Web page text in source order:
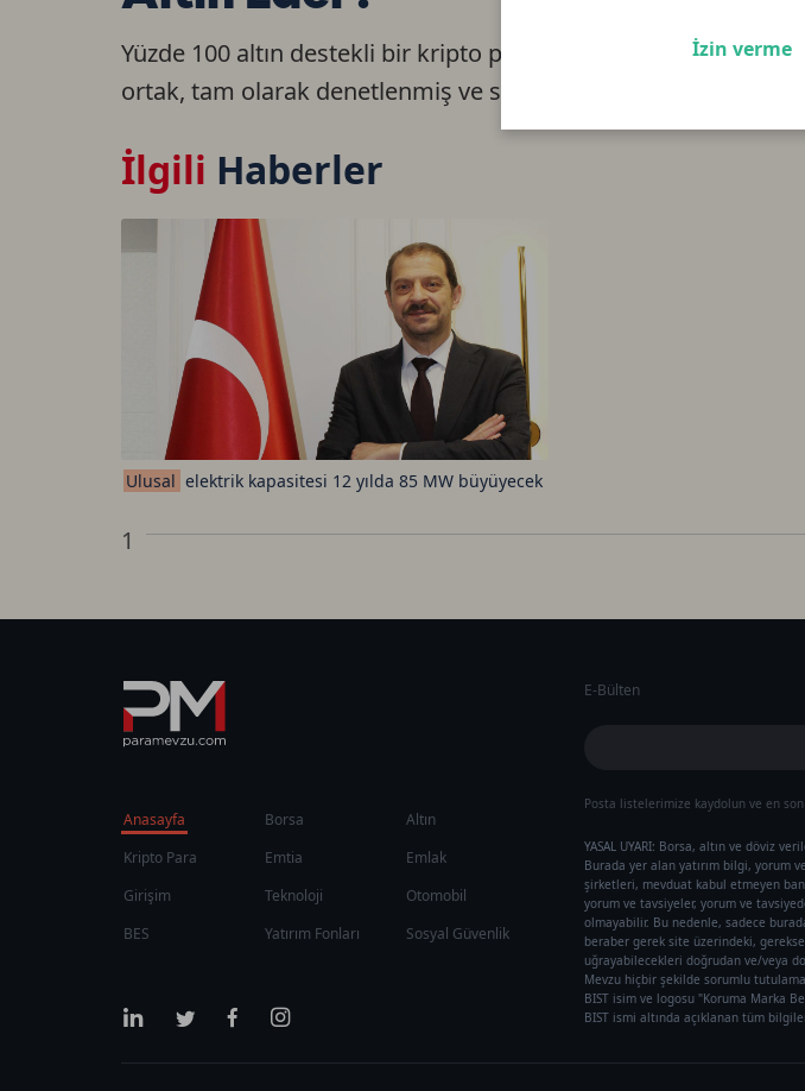
İzin verme
Yüzde 100 altın destekli bir kripto para birimidir. Her AWG
ortak, tam olarak denetlenmiş ve sigortalı kasalarda
İlgili Haberler
Ulusal elektrik kapasitesi 12 yılda 85 MW büyüyecek
1
Anasayfa Borsa
Altın
Kripto Para
Emtia
Emlak
Girişim
Teknoloji
Otomobil
BES
Yatırım Fonları Sosyal Güvenlik
E-Bülten
Posta listelerimize kaydolun ve en
YASAL UYARI: Borsa, altın ve döviz
Burada yer alan yatırım bilgi, yorum
şirketleri, mevduat kabul etmeyen
yorum ve tavsiyeler, yorum ve
olmayabilir. Bu nedenle, sadece
beraber gerek site üzerindeki,
uğrayabilecekleri doğrudan ve/veya
Mevzu hiçbir şekilde sorumlu
BIST isim ve logosu "Koruma Marka
BIST ismi altında açıklanan tüm